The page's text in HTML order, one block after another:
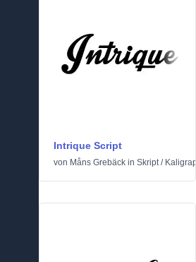
Intrique Script
von Måns Grebäck in Skript/